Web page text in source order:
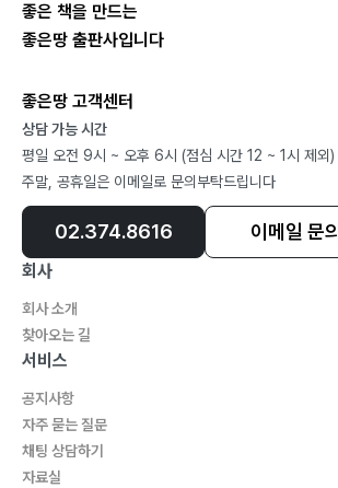
좋은 책을 만드는
좋은땅 출판사입니다
좋은땅 고객센터
상담 가능 시간
평일 오전 9시 ~ 오후 6시 (점심 시간 12 ~ 1시 제외)
주말, 공휴일은 이메일로 문의부탁드립니다
02.374.8616 이메일 문의
회사
회사 소개
찾아오는 길
서비스
공지사항
자주 묻는 질문
채팅 상담하기
자료실